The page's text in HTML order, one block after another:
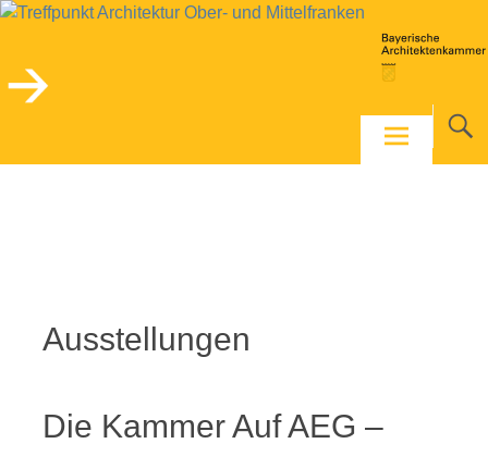
Skip
Ausstellungen
Die Kammer Auf AEG –